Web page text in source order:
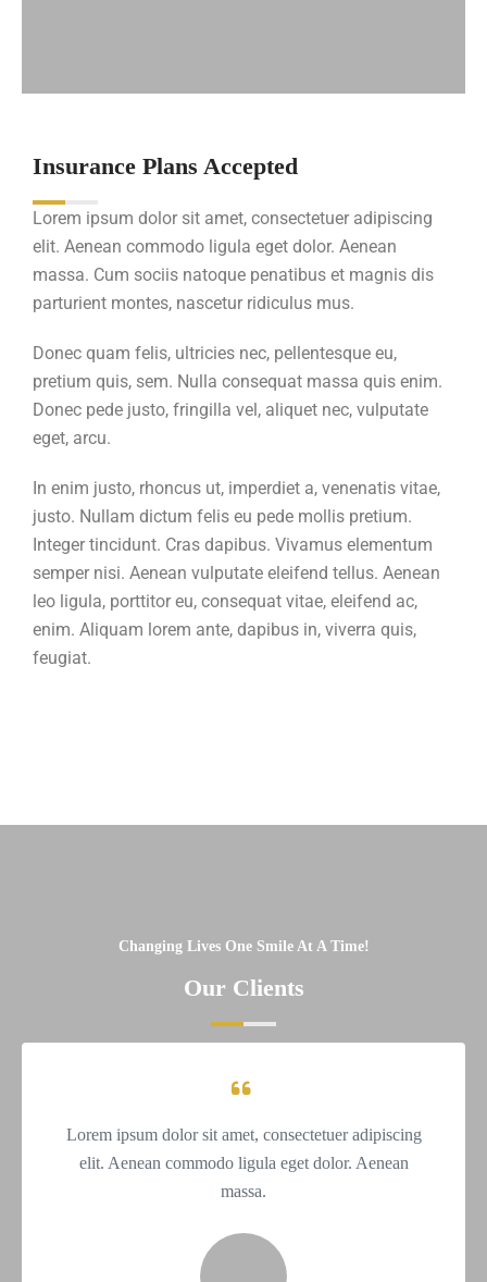
Insurance Plans Accepted
Lorem ipsum dolor sit amet, consectetuer adipiscing
elit. Aenean commodo ligula eget dolor. Aenean
massa. Cum sociis natoque penatibus et magnis dis
parturient montes, nascetur ridiculus mus.
Donec quam felis, ultricies nec, pellentesque eu,
pretium quis, sem. Nulla consequat massa quis enim.
Donec pede justo, fringilla vel, aliquet nec, vulputate
eget, arcu.
In enim justo, rhoncus ut, imperdiet a, venenatis vitae,
justo. Nullam dictum felis eu pede mollis pretium.
Integer tincidunt. Cras dapibus. Vivamus elementum
semper nisi. Aenean vulputate eleifend tellus. Aenean
leo ligula, porttitor eu, consequat vitae, eleifend ac,
enim. Aliquam lorem ante, dapibus in, viverra quis,
feugiat.
Changing Lives One Smile At A Time!
Our Clients
Lorem ipsum dolor sit amet, consectetuer adipiscing
elit. Aenean commodo ligula eget dolor. Aenean
massa.